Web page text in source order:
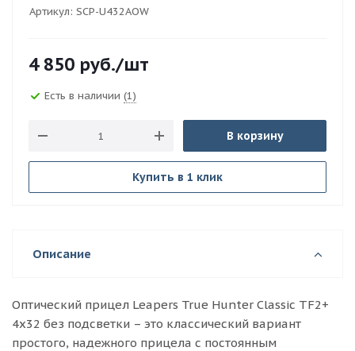
Артикул: SCP-U432AOW
4 850 руб./шт
Есть в наличии (1)
В корзину
Купить в 1 клик
Описание
Оптический прицел Leapers True Hunter Classic TF2+
4x32 без подсветки – это классический вариант
простого, надежного прицела с постоянным